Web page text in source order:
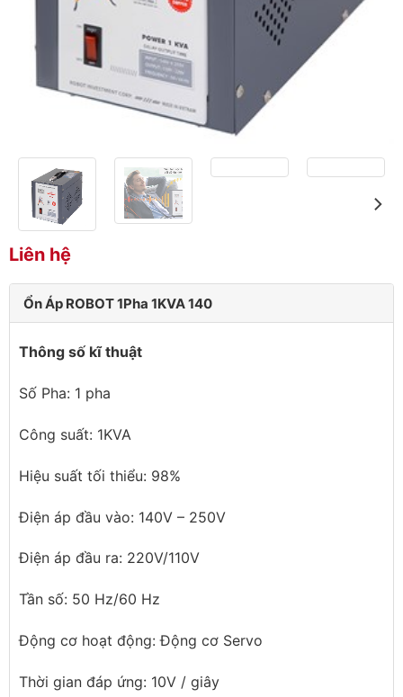
Liên hệ
Ổn Áp ROBOT 1Pha 1KVA 140
Thông số kĩ thuật
Số Pha: 1 pha
Công suất: 1KVA
Hiệu suất tối thiểu: 98%
Điện áp đầu vào: 140V – 250V
Điện áp đầu ra: 220V/110V
Tần số: 50 Hz/60 Hz
Động cơ hoạt động: Động cơ Servo
Thời gian đáp ứng: 10V / giây